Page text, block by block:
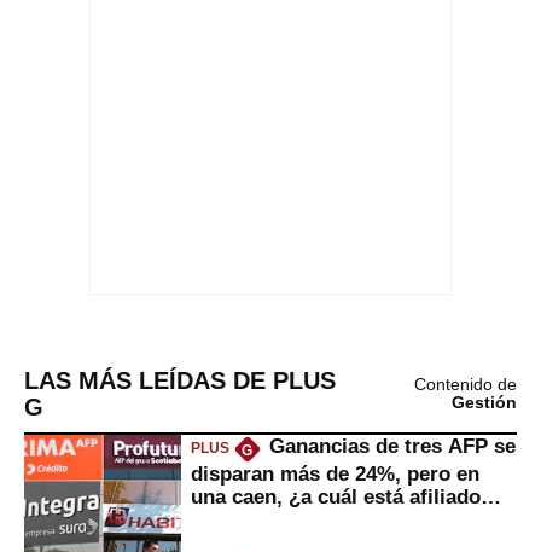
LAS MÁS LEÍDAS DE PLUS
G
Contenido de
Gestión
PLUS G
Ganancias de tres AFP se
disparan más de 24%, pero en
una caen, ¿a cuál está afiliado